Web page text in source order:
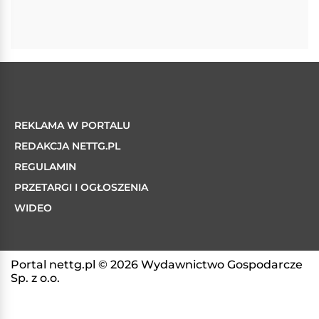
REKLAMA W PORTALU
REDAKCJA NETTG.PL
REGULAMIN
PRZETARGI I OGŁOSZENIA
WIDEO
Portal nettg.pl © 2026 Wydawnictwo Gospodarcze
Sp. z o.o.